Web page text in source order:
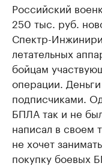
Российский
250 тыс. руб.
Спектр-
летательных
бойцам
операции.
подписчиками.
БПЛА так и не
написал в своем
не хочет
покупку боевых